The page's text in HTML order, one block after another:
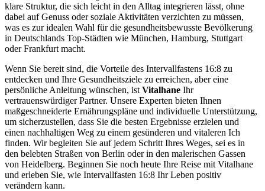
klare Struktur, die sich leicht in den Alltag integrieren lässt, ohne
dabei auf Genuss oder soziale Aktivitäten verzichten zu müssen,
was es zur idealen Wahl für die gesundheitsbewusste Bevölkerung
in Deutschlands Top-Städten wie München, Hamburg, Stuttgart
oder Frankfurt macht.
Wenn Sie bereit sind, die Vorteile des Intervallfastens 16:8 zu
entdecken und Ihre Gesundheitsziele zu erreichen, aber eine
persönliche Anleitung wünschen, ist Vitalhane Ihr
vertrauenswürdiger Partner. Unsere Experten bieten Ihnen
maßgeschneiderte Ernährungspläne und individuelle Unterstützung,
um sicherzustellen, dass Sie die besten Ergebnisse erzielen und
einen nachhaltigen Weg zu einem gesünderen und vitaleren Ich
finden. Wir begleiten Sie auf jedem Schritt Ihres Weges, sei es in
den belebten Straßen von Berlin oder in den malerischen Gassen
von Heidelberg. Beginnen Sie noch heute Ihre Reise mit Vitalhane
und erleben Sie, wie Intervallfasten 16:8 Ihr Leben positiv
verändern kann.